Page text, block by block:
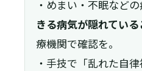
・めまい・不眠などの
きる病気が隠れてい
療機関で確認を。
・手技で「乱れた自